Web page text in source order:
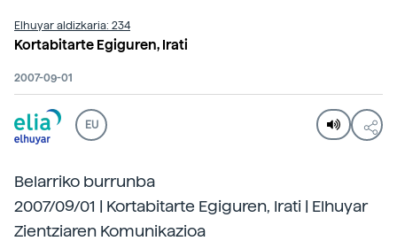
Elhuyar aldizkaria: 234
Kortabitarte Egiguren, Irati
2007-09-01
EU
Belarriko burrunba
2007/09/01 | Kortabitarte Egiguren, Irati | Elhuyar
Zientziaren Komunikazioa